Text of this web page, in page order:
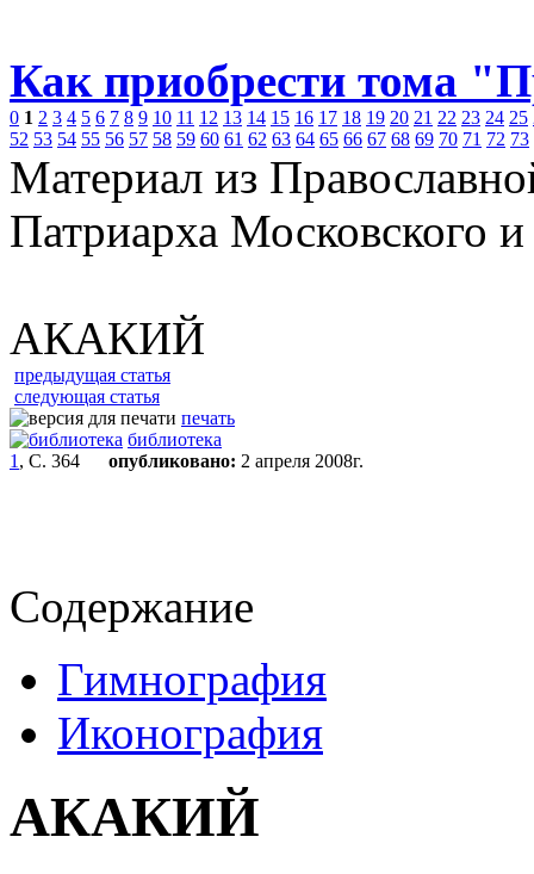
Как приобрести тома
0 1 2 3 4 5 6 7 8 9 10 11 12 13 14 15 16 17 18 19 20 21 22 23 24 25
52 53 54 55 56 57 58 59 60 61 62 63 64 65 66 67 68 69 70 71 72 73
Материал из
Патриарха Московского
АКАКИЙ
предыдущая статья
следующая статья
печать
библиотека
1 , С. 364 опубликовано: 2 апреля 2008г.
Содержание
Гимнография
Иконография
АКАКИЙ